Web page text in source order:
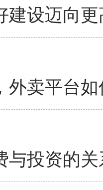
建设迈向
外卖平台
与投资的